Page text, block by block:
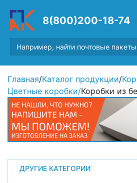
8(800)200-18-74
Главная/Каталог продукции/
Цветные коробки/Коробки из
ДРУГИЕ КАТЕГОРИИ